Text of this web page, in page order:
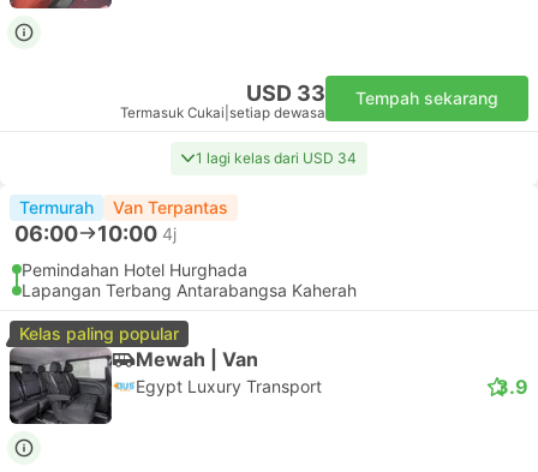
USD 33
Termasuk Cukai setiap dewasa
Tempah sekarang
1 lagi kelas dari USD 34
Termurah Van Terpantas
06:00 10:00 4j
Pemindahan Hotel Hurghada
Lapangan Terbang Antarabangsa Kaherah
Kelas paling popular
Mewah | Van
Egypt Luxury Transport 3.9